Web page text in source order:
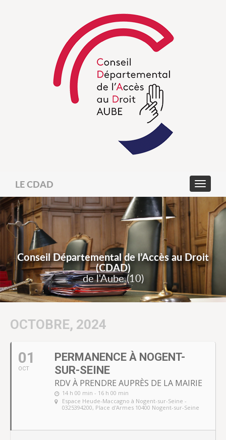
LE CDAD
Conseil Départemental de l’Accès au Droit
(CDAD)
de l'Aube (10)
OCTOBRE, 2024
01
OCT
PERMANENCE À NOGENT-
SUR-SEINE
RDV À PRENDRE AUPRÈS DE LA MAIRIE
14 h 00 min - 16 h 00 min
Espace Heude-Maccagno à Nogent-sur-Seine -
0325394200, Place d'Armes 10400 Nogent-sur-Seine